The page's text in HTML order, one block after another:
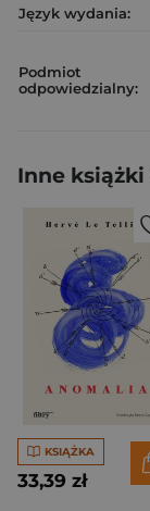
Język wydania:
Podmiot
odpowiedzialny:
Inne książki
KSIĄŻKA
33,39 zł